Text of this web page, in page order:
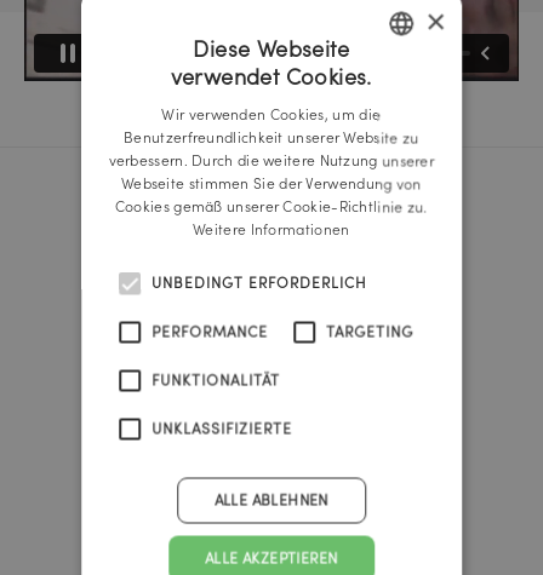
Reichl und Partner Linz
A-4020 Linz
Tel.:+43 732 666 222
linz@reichlundpartner.at
Reichl und Partner Wien
Franz-Josefs-Kai 47
vienna@reichlundpartner.at
Reichl und Partner Graz
GERMAN
×
Diese Webseite
verwendet Cookies.
Wir verwenden Cookies, um die
Benutzerfreundlichkeit unserer Website zu
verbessern. Durch die weitere Nutzung unserer
Webseite stimmen Sie der Verwendung von
Cookies gemäß unserer Cookie-Richtlinie zu.
Weitere Informationen
UNBEDINGT ERFORDERLICH
PERFORMANCE TARGETING
FUNKTIONALITÄT
UNKLASSIFIZIERTE
ALLE AKZEPTIEREN
ALLE ABLEHNEN